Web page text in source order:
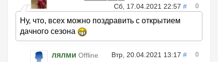
Сб, 17.04.2021 22:57 # 0
Ну, что, всех можно поздравить с открытием
дачного сезона
лялми Offline Втр, 20.04.2021 13:17 # 0